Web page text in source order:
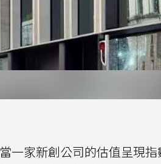
當一家新創公司的估值呈現